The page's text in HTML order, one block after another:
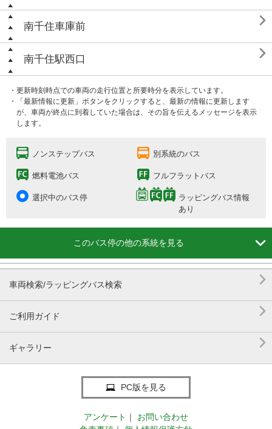
南千住車庫前 
南千住駅西口 
・更新時刻時点での車両の走行位置と所要時分を表示しています。
・「最新情報に更新」ボタンをクリックすると、最新の情報に更新します
が、車両が終点に到着していた場合は、その旨を伝えるメッセージを表示
します。
ノンステップバス 別系統のバス
燃料電池バス フルフラットバス
選択中のバス停
ラッピングバス情報
あり
このバス停の他の系統を見る 
車両検索/ラッピングバス検索 
ご利用ガイド 
ギャラリー 
PC版を見る
アンケート ｜
お問い合わせ